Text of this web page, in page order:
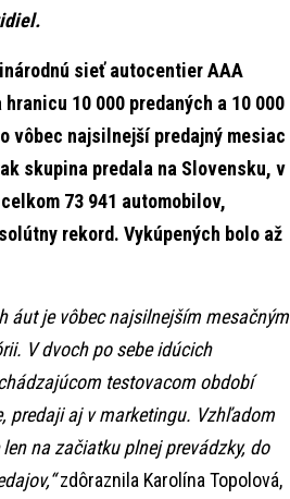
sieť autocentier AAA
10 000 predaných a 10 000
vôbec najsilnejší predajný mesiac
skupina predala na Slovensku, v
73 941 automobilov,
rekord. Vykúpených bolo až
áut je vôbec najsilnejším mesačným
V dvoch po sebe idúcich
testovacom období
predaji aj v marketingu. Vzhľadom
na začiatku plnej prevádzky, do
zdôraznila Karolína Topolová,